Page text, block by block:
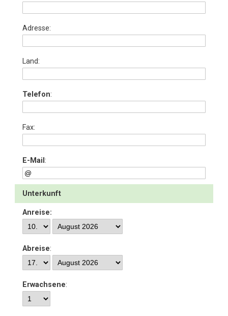
Adresse:
Land:
Telefon:
Fax:
E-Mail :
Unterkunft
Anreise:
Abreise:
Erwachsene: